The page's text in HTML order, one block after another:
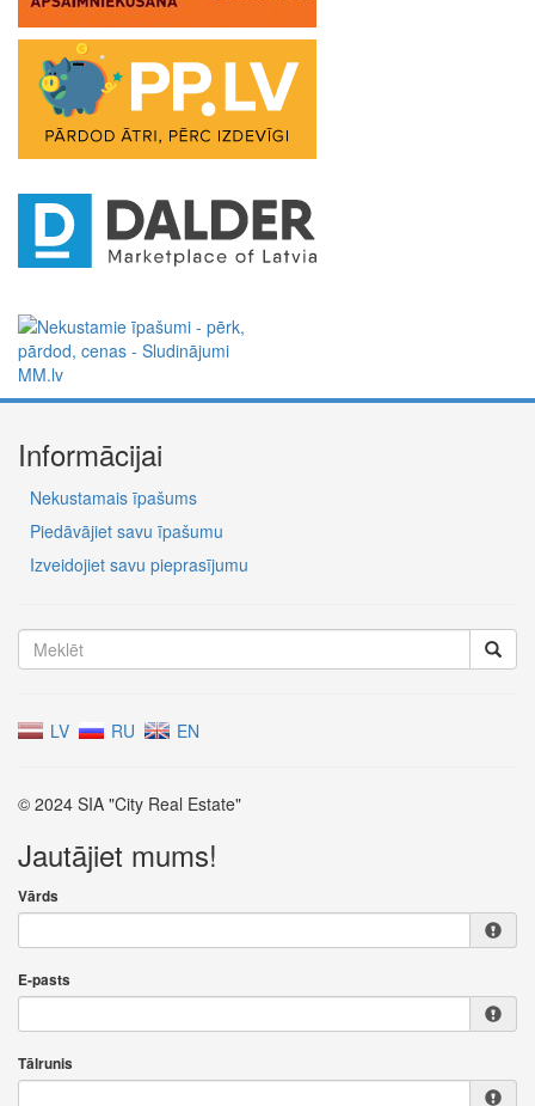
Informācijai
Nekustamais īpašums
Piedāvājiet savu īpašumu
Izveidojiet savu pieprasījumu
LV RU EN
© 2024 SIA "City Real Estate"
Jautājiet mums!
Vārds
E-pasts
Tālrunis